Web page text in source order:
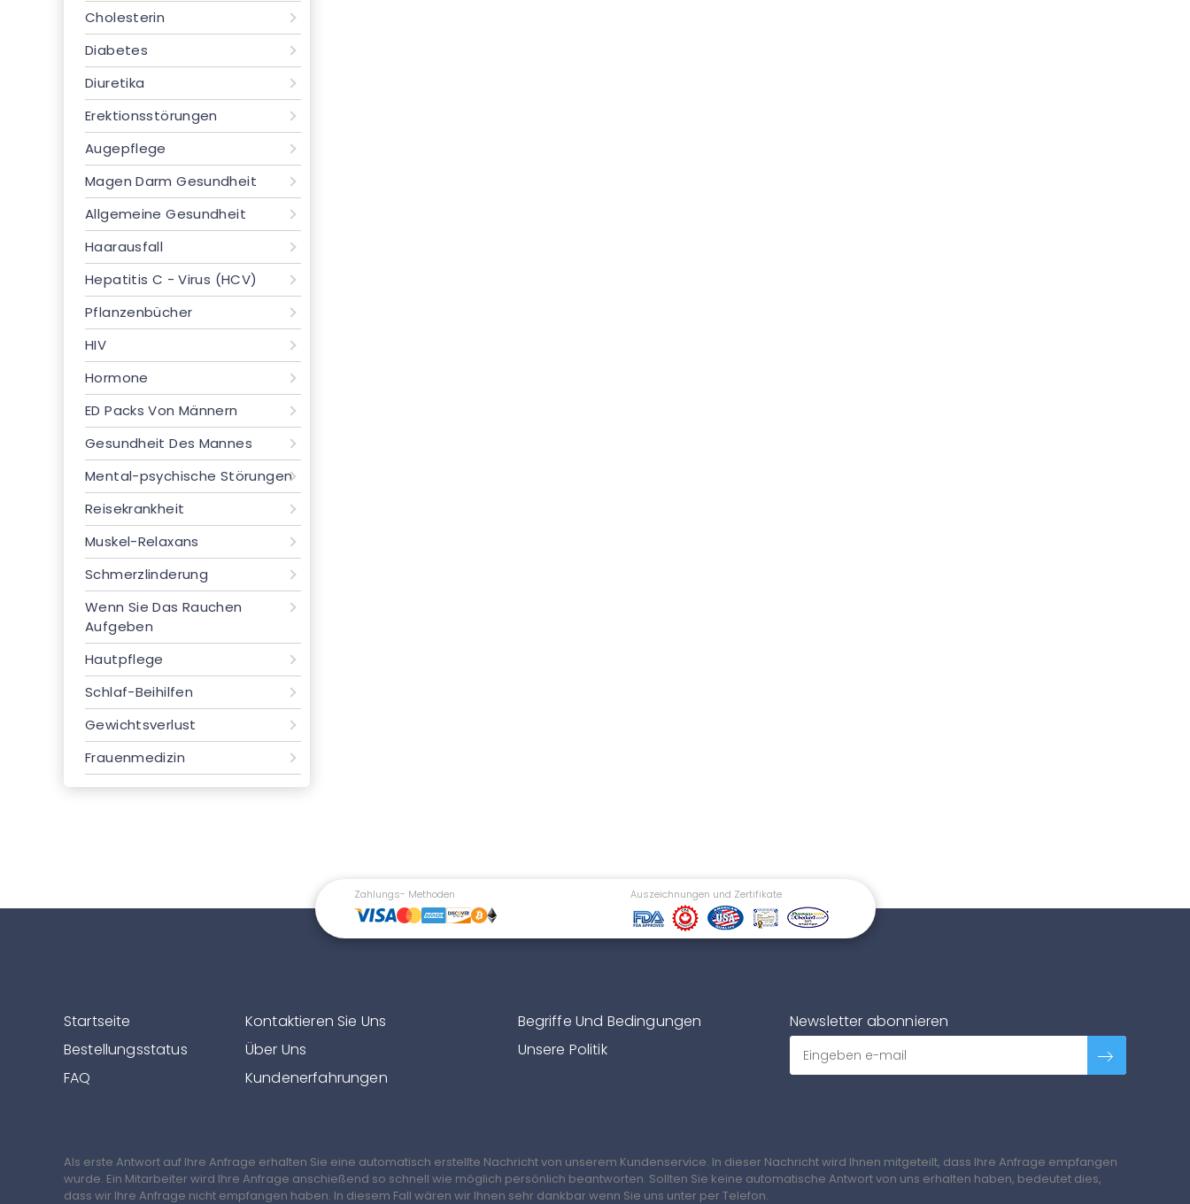
Cholesterin
Diabetes
Diuretika
Erektionsstörungen
Augepflege
Magen Darm Gesundheit
Allgemeine Gesundheit
Haarausfall
Hepatitis C - Virus (HCV)
Pflanzenbücher
HIV
Hormone
ED Packs Von Männern
Gesundheit Des Mannes
Mental-psychische Störungen
Reisekrankheit
Muskel-Relaxans
Schmerzlinderung
Wenn Sie Das Rauchen
Aufgeben
Hautpflege
Schlaf-Beihilfen
Gewichtsverlust
Frauenmedizin
Zahlungs- Methoden Auszeichnungen und Zertifikate
Startseite
Bestellungsstatus
FAQ
Kontaktieren Sie Uns
Über Uns
Kundenerfahrungen
Begriffe Und Bedingungen
Unsere Politik
Newsletter abonnieren
Als erste Antwort auf Ihre Anfrage erhalten Sie eine automatisch erstellte Nachricht von unserem Kundenservice. In dieser Nachricht wird Ihnen mitgeteilt, dass Ihre Anfrage empfangen
wurde. Ein Mitarbeiter wird Ihre Anfrage anschießend so schnell wie möglich persönlich beantworten. Sollten Sie keine automatische Antwort von uns erhalten haben, bedeutet dies,
dass wir Ihre Anfrage nicht empfangen haben. In diesem Fall wären wir Ihnen sehr dankbar wenn Sie uns unter per Telefon.